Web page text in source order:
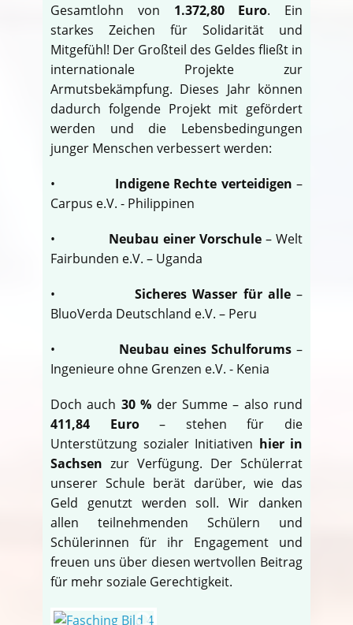
Gesamtlohn von 1.372,80 Euro. Ein
starkes Zeichen für Solidarität und
Mitgefühl! Der Großteil des Geldes fließt in
internationale Projekte zur
Armutsbekämpfung. Dieses Jahr können
dadurch folgende Projekt mit gefördert
werden und die Lebensbedingungen
junger Menschen verbessert werden:
• Indigene Rechte verteidigen –
Carpus e.V. - Philippinen
• Neubau einer Vorschule – Welt
Fairbunden e.V. – Uganda
•Sicheres Wasser für alle–
BluoVerda Deutschland e.V. – Peru
• Neubau eines Schulforums –
Ingenieure ohne Grenzen e.V. - Kenia
Doch auch 30 % der Summe – also rund
411,84 Euro– stehen für die
Unterstützung sozialer Initiativen hier in
Sachsen zur Verfügung. Der Schülerrat
unserer Schule berät darüber, wie das
Geld genutzt werden soll. Wir danken
allen teilnehmenden Schülern und
Schülerinnen für ihr Engagement und
freuen uns über diesen wertvollen Beitrag
für mehr soziale Gerechtigkeit.